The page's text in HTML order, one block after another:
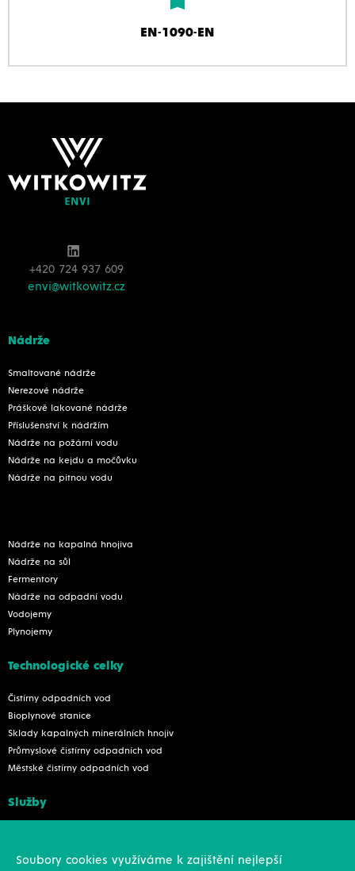
EN-1090-EN
+420 724 937 609
envi@witkowitz.cz
Nádrže
Smaltované nádrže
Nerezové nádrže
Práškově lakované nádrže
Příslušenství k nádržím
Nádrže na požární vodu
Nádrže na kejdu a močůvku
Nádrže na pitnou vodu
Nádrže na kapalná hnojiva
Nádrže na sůl
Fermentory
Nádrže na odpadní vodu
Vodojemy
Plynojemy
Technologické celky
Čistírny odpadních vod
Bioplynové stanice
Sklady kapalných minerálních hnojiv
Průmyslové čistírny odpadních vod
Městské čistírny odpadních vod
Služby
Revize, rekonstrukce a opravy
Soubory cookies využíváme k zajištění nejlepší